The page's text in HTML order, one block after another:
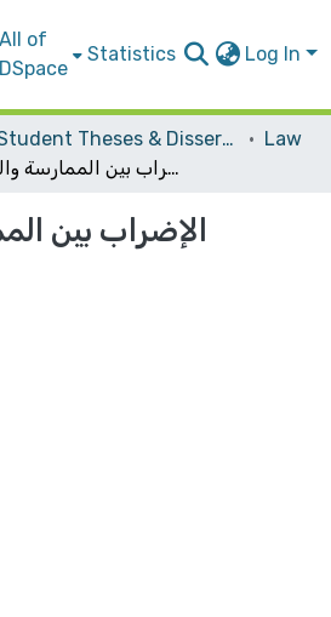
All of
DSpace
Statistics Log In
Student Theses & Dissertations
Law
الإضراب بين الممارسة والتجريم
الإضراب بين